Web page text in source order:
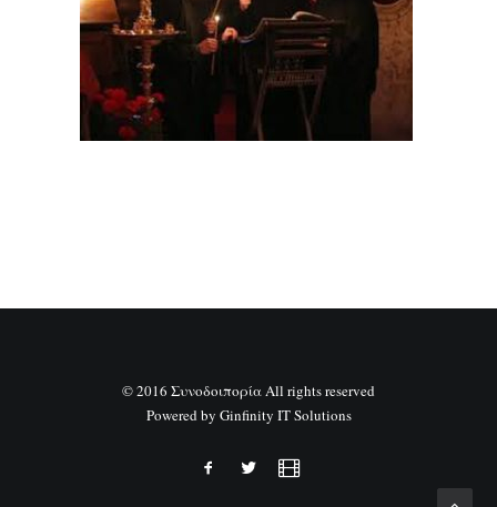
SEARCH
© 2016 Συνοδοιπορία All rights reserved
Powered by Ginfinity IT Solutions